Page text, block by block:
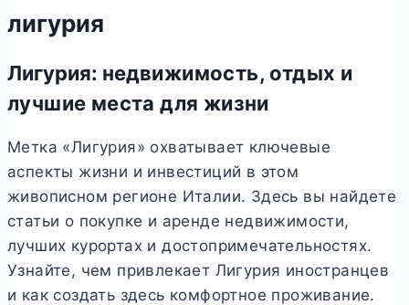
лигурия
Лигурия: недвижимость, отдых и
лучшие места для жизни
Метка «Лигурия» охватывает ключевые
аспекты жизни и инвестиций в этом
живописном регионе Италии. Здесь вы найдете
статьи о покупке и аренде недвижимости,
лучших курортах и достопримечательностях.
Узнайте, чем привлекает Лигурия иностранцев
и как создать здесь комфортное проживание.